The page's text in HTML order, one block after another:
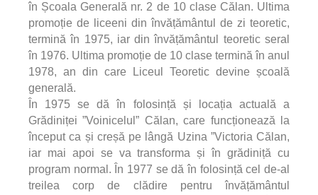
în Școala Generală nr. 2 de 10 clase Călan. Ultima
promoție de liceeni din învățământul de zi teoretic,
termină în 1975, iar din învățământul teoretic seral
în 1976. Ultima promoție de 10 clase termină în anul
1978, an din care Liceul Teoretic devine școală
generală.
În 1975 se dă în folosință și locația actuală a
Grădiniței ”Voinicelul” Călan, care funcționează la
început ca și creșă pe lângă Uzina ”Victoria Călan,
iar mai apoi se va transforma și în grădiniță cu
program normal. În 1977 se dă în folosință cel de-al
treilea corp de clădire pentru învățământul